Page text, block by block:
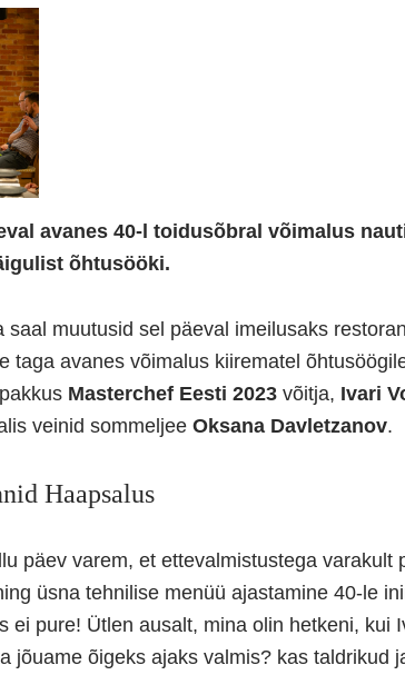
avanes 40-l toidusõbral võimalus
õhtusööki.
saal muutusid sel päeval imeilusaks
taga avanes võimalus kiirematel
Masterchef Eesti 2023 võitja, Ivari
veinid sommeljee Oksana Davletzanov.
Haapsalus
päev varem, et ettevalmistustega varakult
üsna tehnilise menüü ajastamine 40-le
ei pure! Ütlen ausalt, mina olin hetkeni, kui
jõuame õigeks ajaks valmis? kas taldrikud